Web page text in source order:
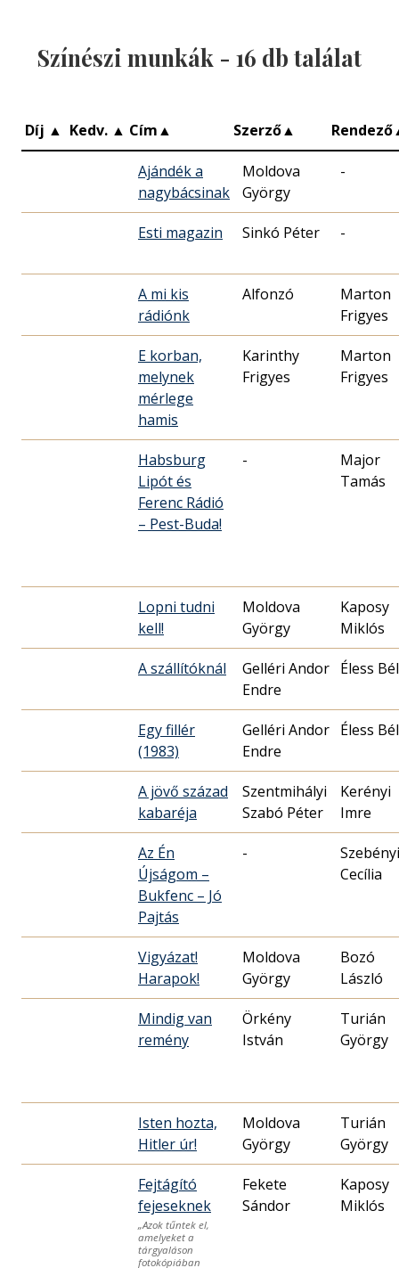
Színészi munkák - 16 db találat
Díj ▲ Kedv. ▲ Cím▲ Szerző▲ Rendező
Ajándék a
nagybácsinak
Moldova
György
-
Esti magazin Sinkó Péter -
A mi kis
rádiónk
Alfonzó
Marton
Frigyes
E korban,
melynek
mérlege
hamis
Karinthy
Frigyes
Marton
Frigyes
Habsburg
Lipót és
Ferenc Rádió
– Pest-Buda!
-
Major
Tamás
Lopni tudni
kell!
Moldova
György
Kaposy
Miklós
A szállítóknál
Gelléri Andor
Endre
Éless
Egy fillér
(1983)
Gelléri Andor
Endre
Éless
A jövő század
kabaréja
Szentmihályi
Szabó Péter
Kerényi
Imre
Az Én
Újságom –
Bukfenc – Jó
Pajtás
-
Szebényi
Cecília
Vigyázat!
Harapok!
Moldova
György
Bozó
László
Mindig van
remény
Örkény
István
Turián
György
Isten hozta,
Hitler úr!
Moldova
György
Turián
György
Fejtágító
fejeseknek
„Azok tűntek el,
amelyeket a
tárgyaláson
fotokópiában
Fekete
Sándor
Kaposy
Miklós